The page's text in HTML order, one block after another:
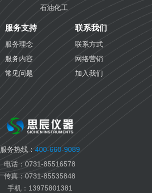
石油化工
化学工业
航空铁路
海关质检
生态环境
服务支持
服务理念
服务内容
常见问题
联系我们
联系方式
网络营销
加入我们
服务热线： 400-660-9089
电话：0731-85516578
传真：0731-85535848
手机：13975801381